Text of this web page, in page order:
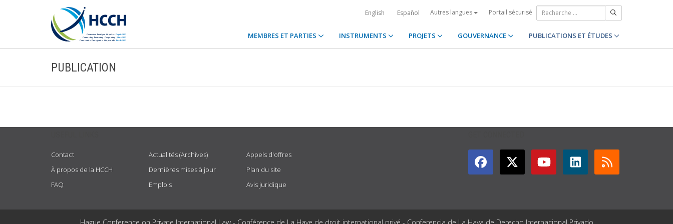
English Español Autres langues Portail sécurisé
MEMBRES ET PARTIES INSTRUMENTS PROJETS GOUVERNANCE PUBLICATIONS ET ÉTUDES
PUBLICATION
Contact
À propos de la HCCH
FAQ
Actualités (Archives)
Dernières mises à jour
Emplois
Appels d'offres
Plan du site
Avis juridique